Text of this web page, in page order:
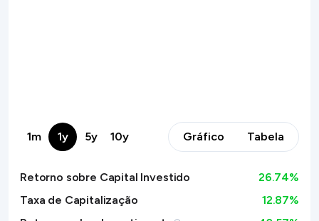
1m 1y 5y 10y Gráfico Tabela
Retorno sobre Capital Investido 26.74%
Taxa de Capitalização
12.87%